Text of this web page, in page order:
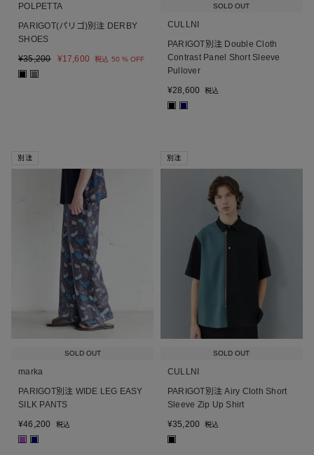
POLPETTA
PARIGOT(パリゴ)別注 DERBY
SHOES
¥35,200 ¥17,600 税込 50 % OFF
■ ■
SOLD OUT
CULLNI
PARIGOT別注 Double Cloth
Contrast Panel Short Sleeve
Pullover
¥28,600 税込
■ ■
SOLD OUT
別注
marka
PARIGOT別注 WIDE LEG EASY
SILK PANTS
¥46,200 税込
■ ■
SOLD OUT
別注
CULLNI
PARIGOT別注 Airy Cloth Short
Sleeve Zip Up Shirt
¥35,200 税込
■